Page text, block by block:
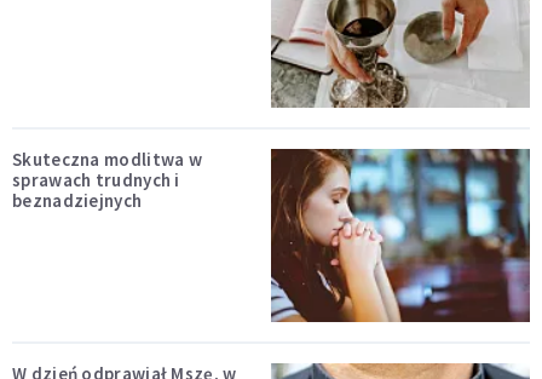
Skuteczna modlitwa w
sprawach trudnych i
beznadziejnych
W dzień odprawiał Mszę, w